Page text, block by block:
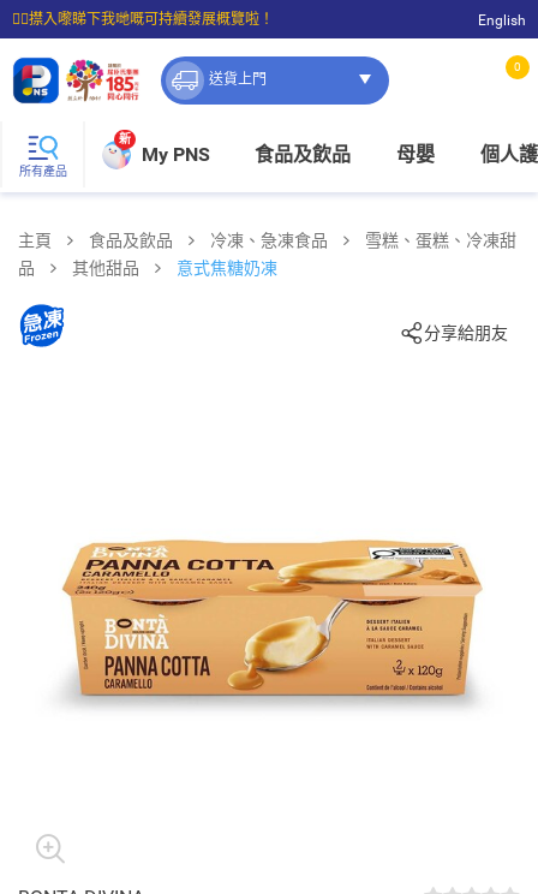
☝🏼㩒入嚟睇下我哋嘅可持續發展概覽啦！
⭐購物滿$399即享免費送貨；滿$100即可免費店取。
English
送貨上門
0
所有產品
新
My PNS 食品及飲品 母嬰 個人
主頁 食品及飲品 冷凍、急凍食品
雪糕、蛋糕、冷凍甜
品
其他甜品 意式焦糖奶凍
分享給朋友